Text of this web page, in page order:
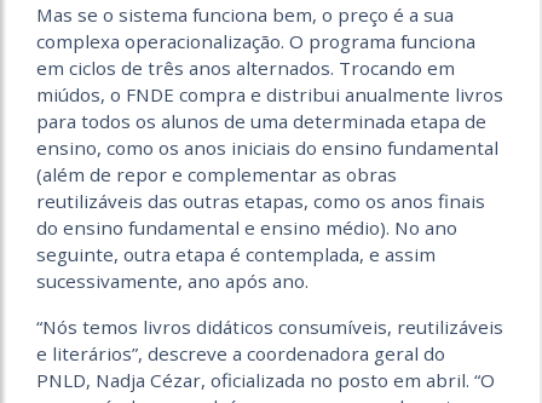
Mas se o sistema funciona bem, o preço é a sua
complexa operacionalização. O programa funciona
em ciclos de três anos alternados. Trocando em
miúdos, o FNDE compra e distribui anualmente livros
para todos os alunos de uma determinada etapa de
ensino, como os anos iniciais do ensino fundamental
(além de repor e complementar as obras
reutilizáveis das outras etapas, como os anos finais
do ensino fundamental e ensino médio). No ano
seguinte, outra etapa é contemplada, e assim
sucessivamente, ano após ano.
“Nós temos livros didáticos consumíveis, reutilizáveis
e literários”, descreve a coordenadora geral do
PNLD, Nadja Cézar, oficializada no posto em abril. “O